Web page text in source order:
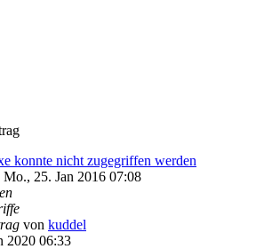
konnte nicht zugegriffen werden
Mo., 25. Jan 2016 07:08
von kuddel
2020 06:33